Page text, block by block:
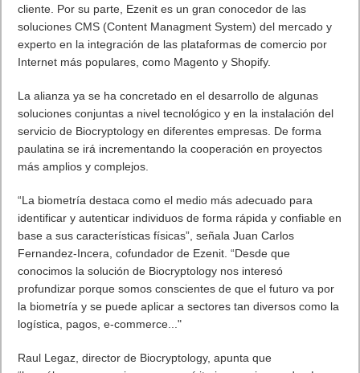
ha superado los 9 millones de escuchas con su esencia
flamenca.
La quinta artista que más ha sonado en España en lo que va
AA, ha conseguido alcanzar en solo dos meses las 73 millones
de escuchas en Spotify. El ‘top 10’ de artistas femeninas más
escuchadas en España lo cierran Billie Eilish, Natti Natasha,
Camila Cabello, Ana Mena y Dua Lipa.
es Billie Eilish. No solo eso, sino que la estadounidense
también lidera la lista de artistas más escuchados a nivel
global, hombre o mujer, en lo que va de 2020. Y es que las
cifras de Eilish en Spotify no dejan de crecer: acumula un total
de 10.300 millones de escuchas, 60 millones de oyentes
mensuales y su canción “bad guy” ha sobrepasado los 1.200
millones de reproducciones. El ‘top 10’ de artistas femeninas
más escuchadas en el mundo lo completan Taylor Swift,
Gómez, Dua Lipa, Nicki Minaj, KAROL G y Tones and I.